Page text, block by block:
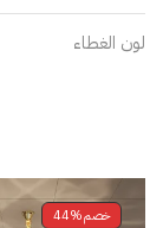
لون الغطاء
خصم44%